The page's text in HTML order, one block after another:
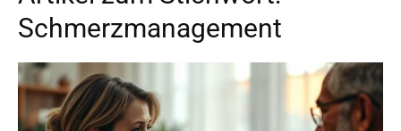
Schmerzmanagement